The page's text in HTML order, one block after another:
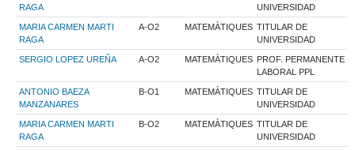
RAGA
UNIVERSIDAD
MARIA CARMEN MARTI
RAGA
A-O2 MATEMÀTIQUES TITULAR DE
UNIVERSIDAD
SERGIO LOPEZ UREÑA A-O2 MATEMÀTIQUES PROF. PERMANENTE
LABORAL PPL
ANTONIO BAEZA
MANZANARES
B-O1 MATEMÀTIQUES TITULAR DE
UNIVERSIDAD
MARIA CARMEN MARTI
RAGA
B-O2 MATEMÀTIQUES TITULAR DE
UNIVERSIDAD